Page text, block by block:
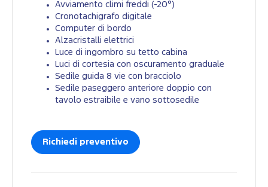
Avviamento climi freddi (-20°)
Cronotachigrafo digitale
Computer di bordo
Alzacristalli elettrici
Luce di ingombro su tetto cabina
Luci di cortesia con oscuramento graduale
Sedile guida 8 vie con bracciolo
Sedile paseggero anteriore doppio con
tavolo estraibile e vano sottosedile
Richiedi preventivo